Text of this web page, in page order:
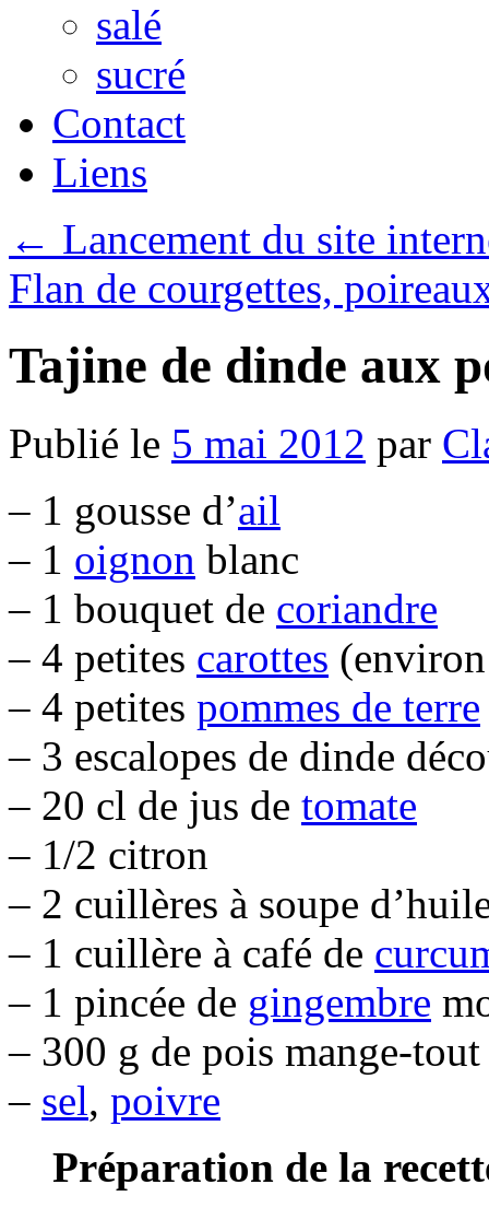
salé
sucré
Contact
Liens
← Lancement du site
Flan de courgettes,
Tajine de dinde aux
Publié le 5 mai 2012 par
– 1 gousse d’ail
– 1 oignon blanc
– 1 bouquet de coriandre
– 4 petites carottes
– 4 petites pommes de terre
– 3 escalopes de dinde
– 20 cl de jus de tomate
– 1/2 citron
– 2 cuillères à soupe
– 1 cuillère à café de
– 1 pincée de gingembre
– 300 g de pois mange-tout
– sel, poivre
Préparation de la